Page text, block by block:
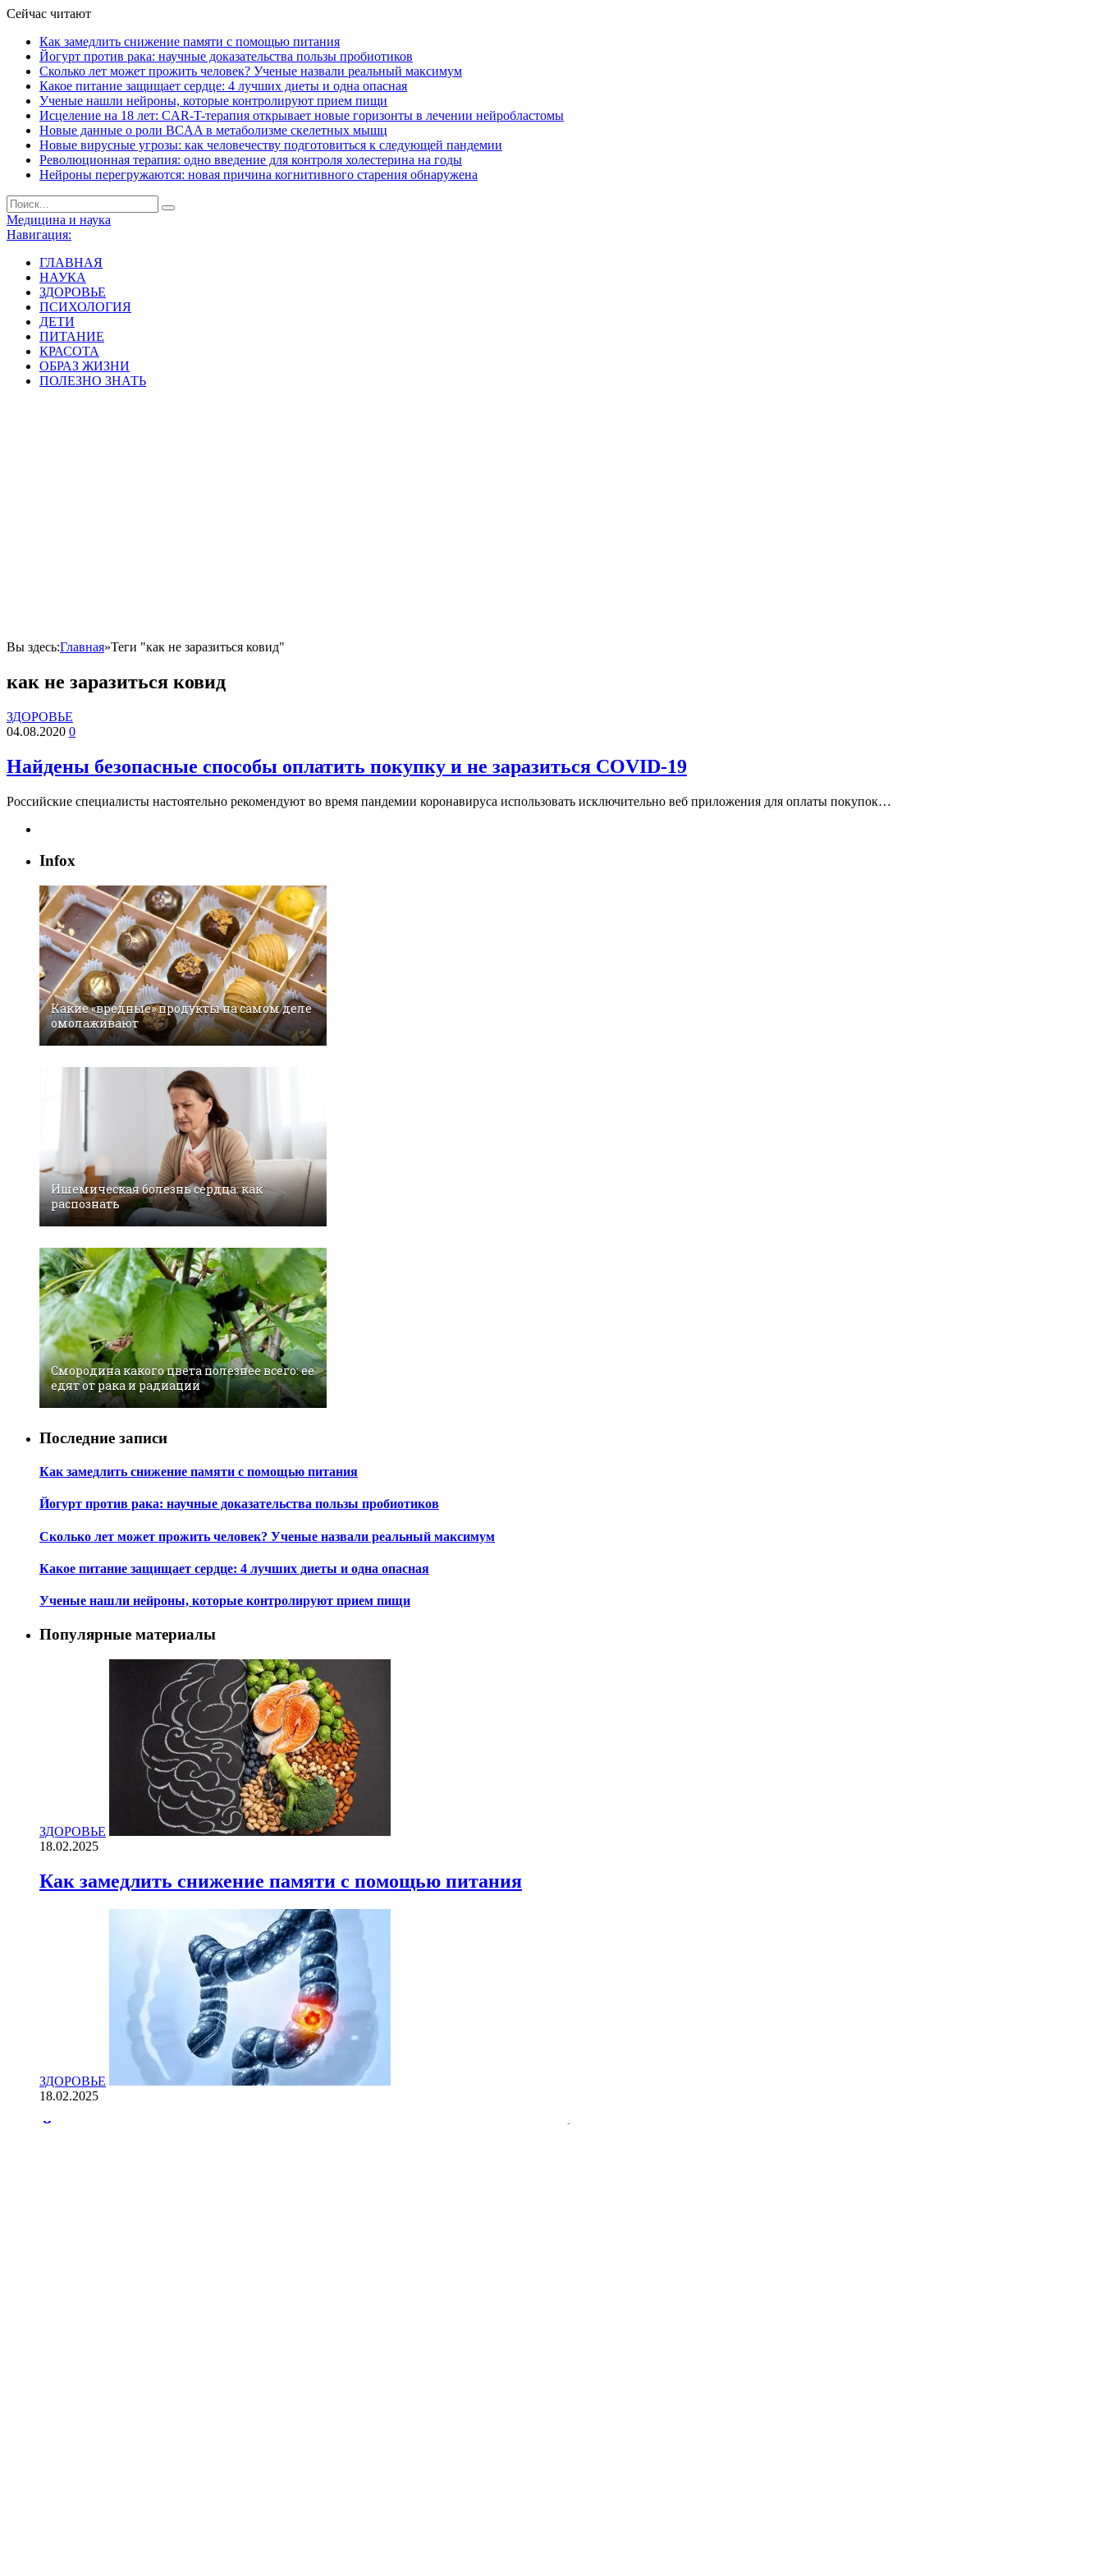
Сейчас читают
Как замедлить снижение памяти с помощью питания
Йогурт против рака: научные доказательства пользы пробиотиков
Сколько лет может прожить человек? Ученые назвали реальный максимум
Какое питание защищает сердце: 4 лучших диеты и одна опасная
Ученые нашли нейроны, которые контролируют прием пищи
Исцеление на 18 лет: CAR-T-терапия открывает новые горизонты в лечении нейробластомы
Новые данные о роли BCAA в метаболизме скелетных мышц
Новые вирусные угрозы: как человечеству подготовиться к следующей пандемии
Революционная терапия: одно введение для контроля холестерина на годы
Нейроны перегружаются: новая причина когнитивного старения обнаружена
Медицина и наука
Навигация:
ГЛАВНАЯ
НАУКА
ЗДОРОВЬЕ
ПСИХОЛОГИЯ
ДЕТИ
ПИТАНИЕ
КРАСОТА
ОБРАЗ ЖИЗНИ
ПОЛЕЗНО ЗНАТЬ
Вы здесь:Главная»Теги "как не заразиться ковид"
как не заразиться ковид
ЗДОРОВЬЕ
04.08.2020 0
Найдены безопасные способы оплатить покупку и не заразиться COVID-19
Российские специалисты настоятельно рекомендуют во время пандемии коронавируса использовать исключительно веб приложения для оплаты покупок…
Infox
Какие «вредные» продукты на самом деле
омолаживают
Ишемическая болезнь сердца: как
распознать
Смородина какого цвета полезнее всего: ее
едят от рака и радиации
Последние записи
Как замедлить снижение памяти с помощью питания
Йогурт против рака: научные доказательства пользы пробиотиков
Сколько лет может прожить человек? Ученые назвали реальный максимум
Какое питание защищает сердце: 4 лучших диеты и одна опасная
Ученые нашли нейроны, которые контролируют прием пищи
Популярные материалы
ЗДОРОВЬЕ
18.02.2025
Как замедлить снижение памяти с помощью питания
ЗДОРОВЬЕ
18.02.2025
Йогурт против рака: научные доказательства пользы пробиотиков